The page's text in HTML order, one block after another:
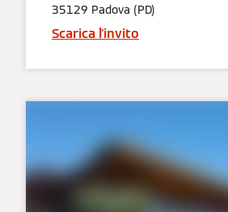
35129 Padova (PD)
Scarica l'invito